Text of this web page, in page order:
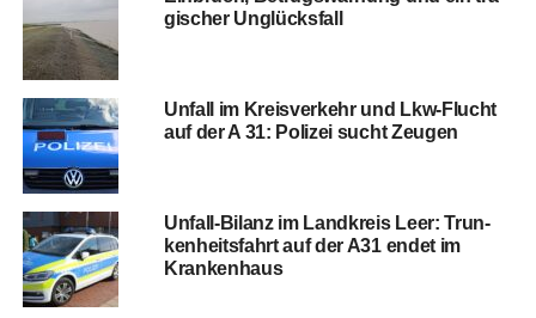
gi­scher Unglücksfall
Unfall im Kreis­ver­kehr und Lkw-Flucht
auf der A 31: Poli­zei sucht Zeugen
Unfall-Bilanz im Land­kreis Leer: Trun­
ken­heits­fahrt auf der A31 endet im
Krankenhaus